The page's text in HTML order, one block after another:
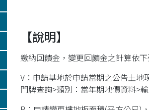
【說明】
繳納回饋金，變更回饋金之計算依
V：申請基地於申請當期之公告土地
門牌查詢>類別：當年期地價資料>